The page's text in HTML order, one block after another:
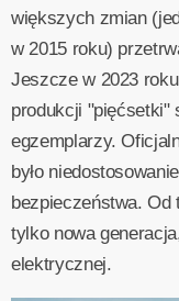
większych zmian
w 2015 roku)
Jeszcze w 2023
produkcji "pięćsetki"
egzemplarzy.
było
bezpieczeństwa. Od
tylko nowa
elektrycznej.